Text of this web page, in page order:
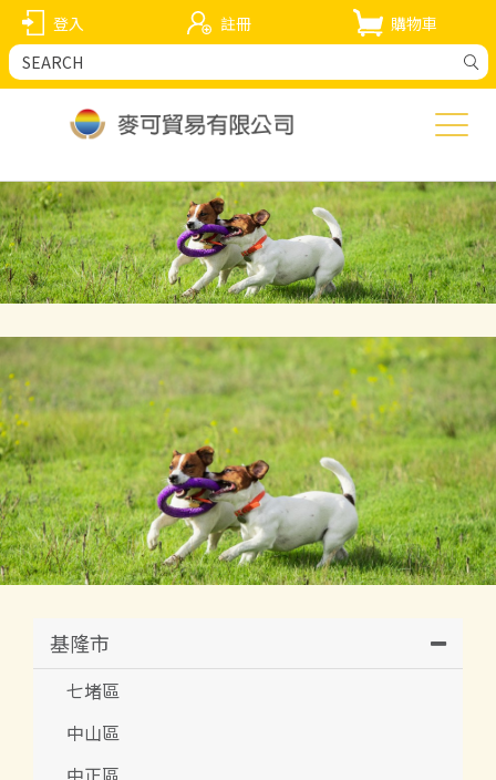
登入 註冊 購物車
基隆市
七堵區
中山區
中正區